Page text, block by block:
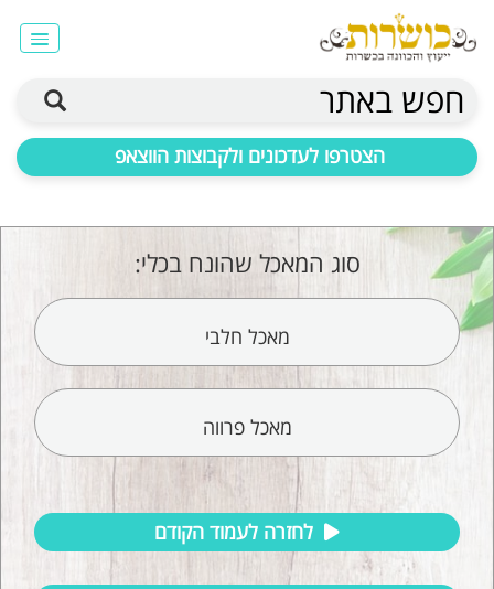
חפש באתר
הצטרפו לעדכונים ולקבוצות הווצאפ
סוג המאכל שהונח בכלי:
מאכל חלבי
מאכל פרווה
לחזרה לעמוד הקודם